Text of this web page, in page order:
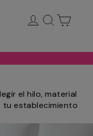
Ingresar
Buscar
el hilo, material
tu establecimiento